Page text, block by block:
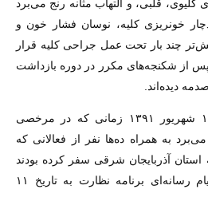
کلیوی، قلبی، و التهاب مثانه رنج می‌برد
خونریزی کلیه، نوسان فشار خون و
چند بار تحت عمل جراحی کلیه قرار
از شکنجه‌های مکرر در دوره بازداشت
آقای رونقی ملکی در روز ۱ شهریور ۱۳۹۱ زمانی که در مرخصی
به همراه ده‌ها نفر از فعالانی که
آذربایجان شرقی سفر کرده بودند
دستگیر شد (نگاه کنید به پیام رسانه‌ای برنامه نظارت به تاریخ ۱۱